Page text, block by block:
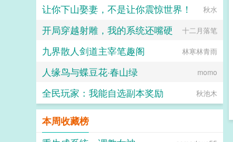
让你下山娶妻，不是让你震惊世界！ 秋水
开局穿越射雕，我的系统还嘴硬 十二月落笔
九界散人剑道主宰笔趣阁 林寒林青雨
人缘鸟与蝶豆花·春山绿 momo
全民玩家：我能自选副本奖励 秋池木
本周收藏榜